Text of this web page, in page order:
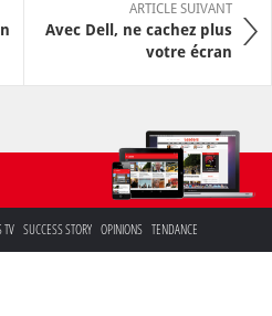
ARTICLE SUIVANT
Avec Dell, ne cachez plus
votre écran
TV SUCCESS STORY OPINIONS TENDANCE